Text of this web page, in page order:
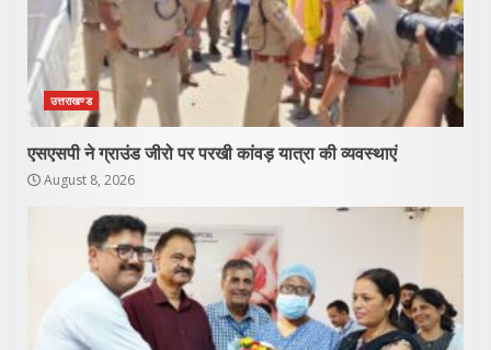
उत्तराखण्ड
एसएसपी ने ग्राउंड जीरो पर परखी कांवड़ यात्रा की व्यवस्थाएं
August 8, 2026